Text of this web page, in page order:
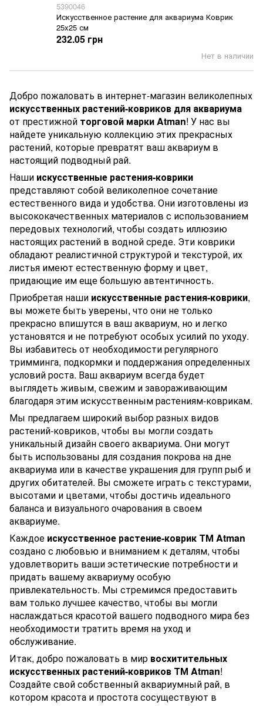
5390046
Искусственное растение для аквариума Коврик
25x25 см
Нет в наличии
232.05 грн
Добро пожаловать в интернет-магазин великолепных
искусственных растений-ковриков для аквариума
от престижной торговой марки Atman! У нас вы
найдете уникальную коллекцию этих прекрасных
растений, которые превратят ваш аквариум в
настоящий подводный рай.
Наши искусственные растения-коврики
представляют собой великолепное сочетание
естественного вида и удобства. Они изготовлены из
высококачественных материалов с использованием
передовых технологий, чтобы создать иллюзию
настоящих растений в водной среде. Эти коврики
обладают реалистичной структурой и текстурой, их
листья имеют естественную форму и цвет,
придающие им еще большую автентичность.
Приобретая наши искусственные растения-коврики,
вы можете быть уверены, что они не только
прекрасно впишутся в ваш аквариум, но и легко
установятся и не потребуют особых усилий по уходу.
Вы избавитесь от необходимости регулярного
тримминга, подкормки и поддержания определенных
условий роста. Ваш аквариум всегда будет
выглядеть живым, свежим и завораживающим
благодаря этим искусственным растениям-коврикам.
Мы предлагаем широкий выбор разных видов
растений-ковриков, чтобы вы могли создать
уникальный дизайн своего аквариума. Они могут
быть использованы для создания покрова на дне
аквариума или в качестве украшения для групп рыб и
других обитателей. Вы сможете играть с текстурами,
высотами и цветами, чтобы достичь идеального
баланса и визуального очарования в своем
аквариуме.
Каждое искусственное растение-коврик ТМ Atman
создано с любовью и вниманием к деталям, чтобы
удовлетворить ваши эстетические потребности и
придать вашему аквариуму особую
привлекательность. Мы стремимся предоставить
вам только лучшее качество, чтобы вы могли
наслаждаться красотой вашего подводного мира без
необходимости тратить время на уход и
обслуживание.
Итак, добро пожаловать в мир восхитительных
искусственных растений-ковриков ТМ Atman!
Создайте свой собственный аквариумный рай, в
котором красота и простота сосуществуют в